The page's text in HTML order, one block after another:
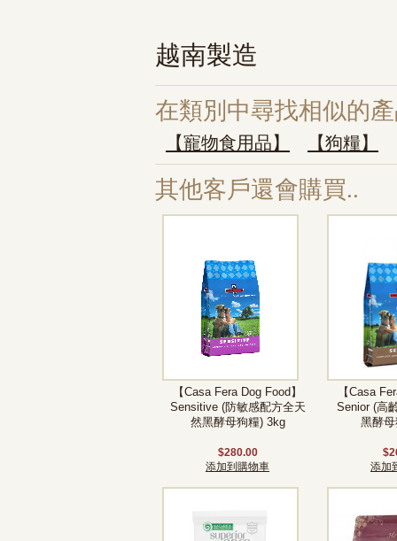
越南製造
在類別中尋找相似的
【寵物食用品】 【狗糧】
其他客戶還會購買..
【Casa Fera Dog Food】
Sensitive (防敏感配方全天
然黑酵母狗糧) 3kg
$280.00
添加到購物車
【Casa
Senior (高
黑酵
添加